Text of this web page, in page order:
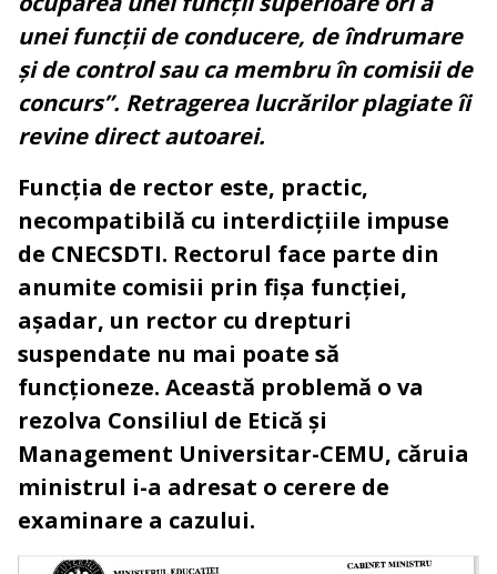
unei funcții de conducere, de îndrumare
și de control sau ca membru în comisii de
concurs”. Retragerea lucrărilor plagiate îi
revine direct autoarei.
Funcția de rector este, practic,
necompatibilă cu interdicțiile impuse
de CNECSDTI. Rectorul face parte din
anumite comisii prin fișa funcției,
așadar, un rector cu drepturi
suspendate nu mai poate să
funcționeze. Această problemă o va
rezolva Consiliul de Etică și
Management Universitar-CEMU, căruia
ministrul i-a adresat o cerere de
examinare a cazului.